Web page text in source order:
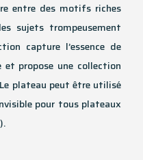
entre des motifs riches
sujets trompeusement
capture l’essence de
propose une collection
plateau peut être utilisé
pour tous plateaux